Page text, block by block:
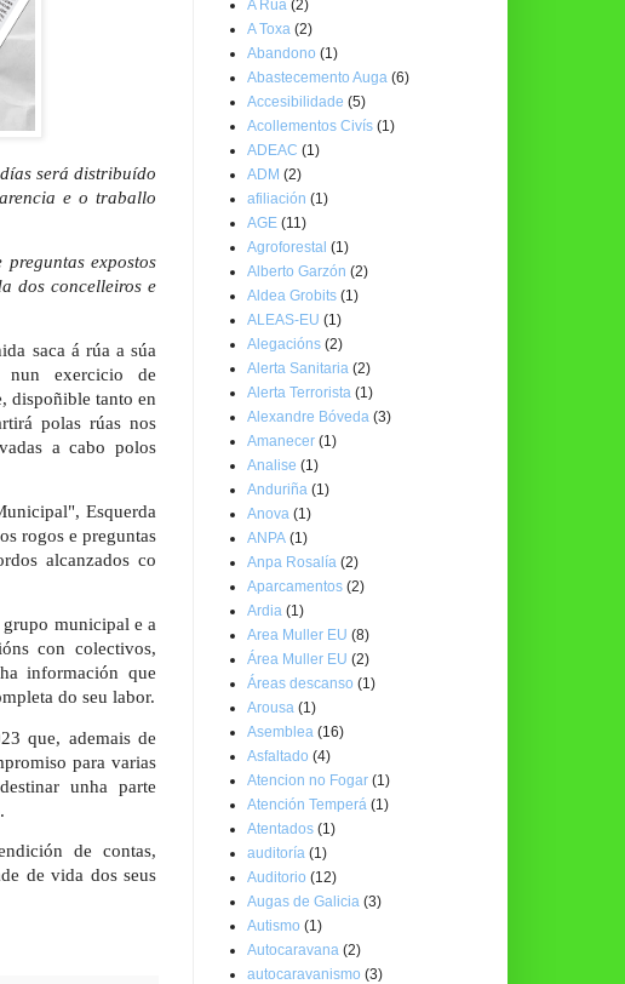
será distribuído
e o traballo
expostos
dos concelleiros e
saca á rúa a súa
nun exercicio de
dispoñible tanto en
polas rúas nos
a cabo polos
Esquerda
rogos e preguntas
alcanzados co
municipal e a
con colectivos,
información que
do seu labor.
que, ademais de
para varias
unha parte
de contas,
de vida dos seus
A Rúa (2)
A Toxa (2)
Abandono (1)
Abastecemento Auga (6)
Accesibilidade (5)
Acollementos Civís (1)
ADEAC (1)
ADM (2)
afiliación (1)
AGE (11)
Agroforestal (1)
Alberto Garzón (2)
Aldea Grobits (1)
ALEAS-EU (1)
Alegacións (2)
Alerta Sanitaria (2)
Alerta Terrorista (1)
Alexandre Bóveda (3)
Amanecer (1)
Analise (1)
Anduriña (1)
Anova (1)
ANPA (1)
Anpa Rosalía (2)
Aparcamentos (2)
Ardia (1)
Area Muller EU (8)
Área Muller EU (2)
Áreas descanso (1)
Arousa (1)
Asemblea (16)
Asfaltado (4)
Atencion no Fogar (1)
Atención Temperá (1)
Atentados (1)
auditoría (1)
Auditorio (12)
Augas de Galicia (3)
Autismo (1)
Autocaravana (2)
autocaravanismo (3)